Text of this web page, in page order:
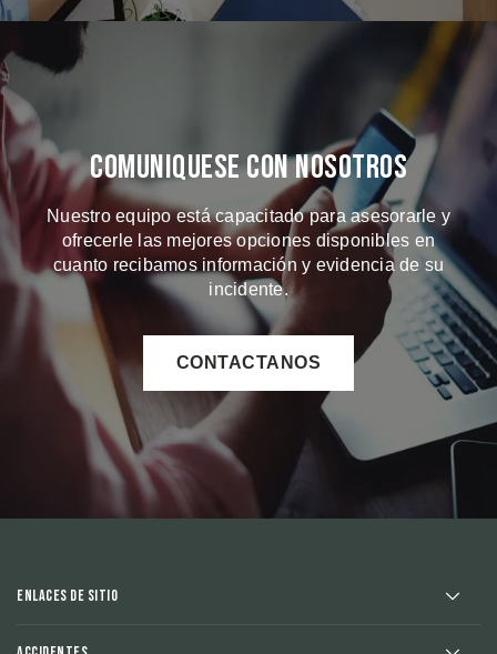
Comuniquese Con Nosotros
Nuestro equipo está capacitado para asesorarle y
ofrecerle las mejores opciones disponibles en
cuanto recibamos información y evidencia de su
incidente.
CONTACTANOS
Enlaces de sitio